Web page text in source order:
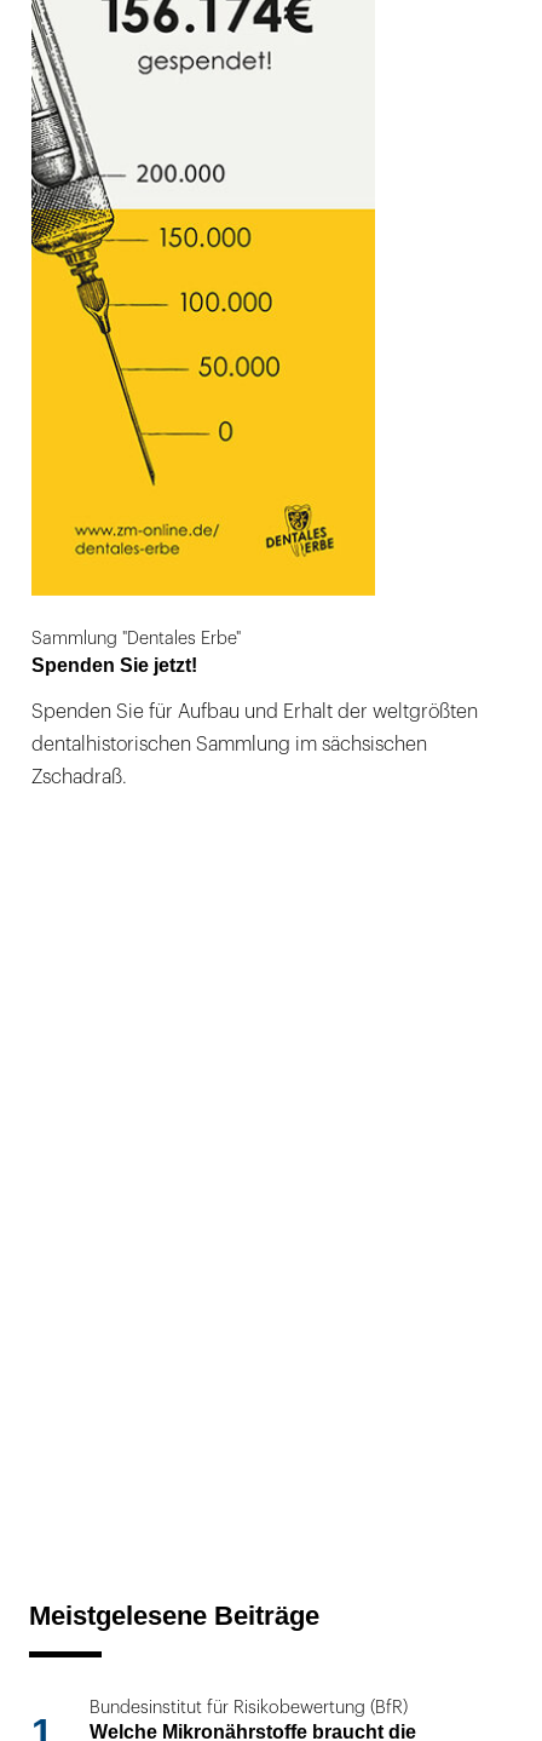
Sammlung "Dentales Erbe"
Spenden Sie jetzt!
Spenden Sie für Aufbau und Erhalt der weltgrößten
dentalhistorischen Sammlung im sächsischen
Zschadraß.
Meistgelesene Beiträge
Bundesinstitut für Risikobewertung (BfR)
Welche Mikronährstoffe braucht die